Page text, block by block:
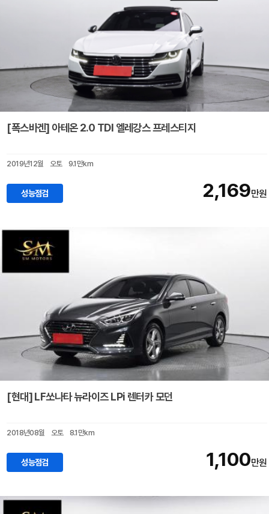
[폭스바겐] 아테온 2.0 TDI 엘레강스 프레스티지
2019년12월 오토 9.1만km
성능점검 2,169만원
[현대] LF쏘나타 뉴라이즈 LPi 렌터카 모던
2018년08월 오토 8.1만km
성능점검 1,100만원